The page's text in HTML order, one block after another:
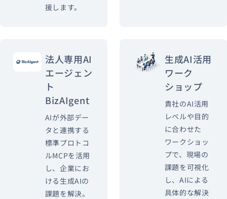
援します。
法人専用AI
エージェン
ト
BizAIgent
AIが外部デー
タと連携する
標準プロトコ
ルMCPを活用
し、企業にお
ける生成AIの
課題を解決。
生成AI活用
ワーク
ショップ
貴社のAI活用
レベルや目的
に合わせた
ワークショッ
プで、現場の
課題を可視化
し、AIによる
具体的な解決